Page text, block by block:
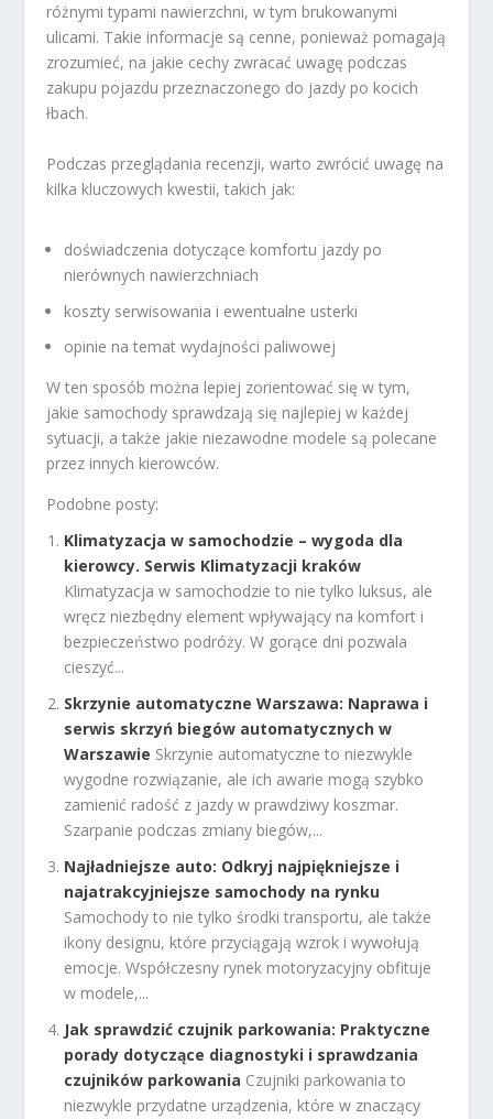
różnymi typami nawierzchni, w tym brukowanymi
ulicami. Takie informacje są cenne, ponieważ pomagają
zrozumieć, na jakie cechy zwracać uwagę podczas
zakupu pojazdu przeznaczonego do jazdy po kocich
łbach.
Podczas przeglądania recenzji, warto zwrócić uwagę na
kilka kluczowych kwestii, takich jak:
doświadczenia dotyczące komfortu jazdy po
nierównych nawierzchniach
koszty serwisowania i ewentualne usterki
opinie na temat wydajności paliwowej
W ten sposób można lepiej zorientować się w tym,
jakie samochody sprawdzają się najlepiej w każdej
sytuacji, a także jakie niezawodne modele są polecane
przez innych kierowców.
Podobne posty:
Klimatyzacja w samochodzie – wygoda dla
kierowcy. Serwis Klimatyzacji kraków
Klimatyzacja w samochodzie to nie tylko luksus, ale
wręcz niezbędny element wpływający na komfort i
bezpieczeństwo podróży. W gorące dni pozwala
cieszyć...
Skrzynie automatyczne Warszawa: Naprawa i
serwis skrzyń biegów automatycznych w
Warszawie Skrzynie automatyczne to niezwykle
wygodne rozwiązanie, ale ich awarie mogą szybko
zamienić radość z jazdy w prawdziwy koszmar.
Szarpanie podczas zmiany biegów,...
Najładniejsze auto: Odkryj najpiękniejsze i
najatrakcyjniejsze samochody na rynku
Samochody to nie tylko środki transportu, ale także
ikony designu, które przyciągają wzrok i wywołują
emocje. Współczesny rynek motoryzacyjny obfituje
w modele,...
Jak sprawdzić czujnik parkowania: Praktyczne
porady dotyczące diagnostyki i sprawdzania
czujników parkowania Czujniki parkowania to
niezwykle przydatne urządzenia, które w znaczący